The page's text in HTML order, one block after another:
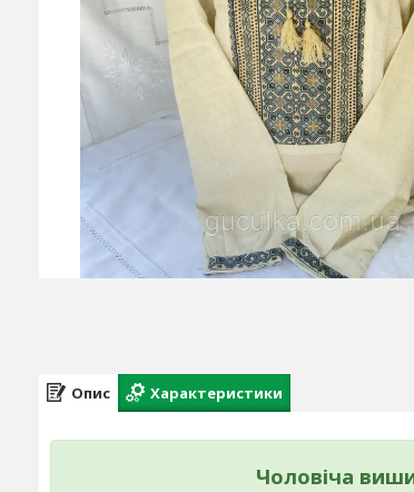
Опис Характеристики
Чоловіча